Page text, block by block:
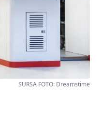
SURSA FOTO: Dreamstime